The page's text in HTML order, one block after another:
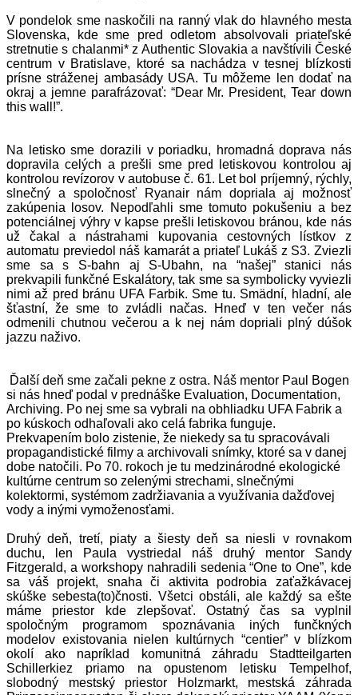
V pondelok sme naskočili na ranný vlak do hlavného mesta
Slovenska, kde sme pred odletom absolvovali priateľské
stretnutie s chalanmi* z Authentic Slovakiaa navštívili České
centrum v Bratislave, ktoré sa nachádza v tesnej blízkosti
prísne stráženej ambasády USA. Tu môžeme len dodať na
okraj a jemne parafrázovať: “Dear Mr. President, Tear down
this wall!”.
Na letisko sme dorazili v poriadku, hromadná doprava nás
dopravila celých a prešli sme pred letiskovou kontrolou aj
kontrolou revízorov v autobuse č. 61. Let bol príjemný, rýchly,
slnečný a spoločnosť Ryanair nám dopriala aj možnosť
zakúpenia losov. Nepodľahli sme tomuto pokušeniu a bez
potenciálnej výhry v kapse prešli letiskovou bránou, kde nás
už čakal a nástrahami kupovania cestovných lístkov z
automatu previedol náš kamarát a priateľ Lukáš z S3. Zviezli
sme sa s S-bahn aj S-Ubahn, na “našej” stanici nás
prekvapili funkčné Eskalátory, tak sme sa symbolicky vyviezli
nimi až pred bránu UFA Farbik. Sme tu. Smädní, hladní, ale
šťastní, že sme to zvládli načas. Hneď v ten večer nás
odmenili chutnou večerou a k nej nám dopriali plný dúšok
jazzu naživo.
Ďalší deň sme začali pekne z ostra. Náš mentor Paul Bogen
si nás hneď podal v prednáške Evaluation, Documentation,
Archiving. Po nej sme sa vybrali na obhliadku UFA Fabrik a
po kúskoch odhaľovali ako celá fabrika funguje.
Prekvapením bolo zistenie, že niekedy sa tu spracovávali
propagandistické filmy a archivovali snímky, ktoré sa v danej
dobe natočili. Po 70. rokoch je tu medzinárodné ekologické
kultúrne centrum so zelenými strechami, slnečnými
kolektormi, systémom zadržiavania a využívania dažďovej
vody a inými vymoženosťami.
Druhý deň, tretí, piaty a šiesty deň sa niesli v rovnakom
duchu, len Paula vystriedal náš druhý mentor Sandy
Fitzgerald, a workshopy nahradili sedenia “One to One”, kde
sa váš projekt, snaha či aktivita podrobia zaťažkávacej
skúške sebesta(to)čnosti. Všetci obstáli, ale každý sa ešte
máme priestor kde zlepšovať. Ostatný čas sa vyplnil
spoločným programom spoznávania iných funčkných
modelov existovania nielen kultúrnych “centier” v blízkom
okolí ako napríklad komunitná záhradu Stadtteilgarten
Schillerkiez priamo na opustenom letisku Tempelhof,
slobodný mestský priestor Holzmarkt, mestská záhrada